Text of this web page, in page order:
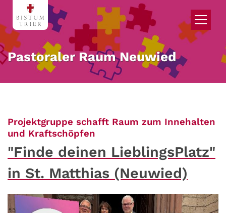
Zum Inhalt springen
Pastoraler Raum Neuwied
Projektgruppe schafft Raum zum Innehalten
und Kraftschöpfen
"Finde deinen LieblingsPlatz"
in St. Matthias (Neuwied)